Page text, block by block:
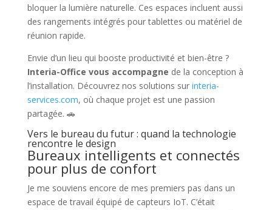
bloquer la lumière naturelle. Ces espaces incluent aussi
des rangements intégrés pour tablettes ou matériel de
réunion rapide.
Envie d’un lieu qui booste productivité et bien-être ?
Interia-Office vous accompagne de la conception à
l’installation. Découvrez nos solutions sur interia-
services.com, où chaque projet est une passion
partagée. 🚗
Vers le bureau du futur : quand la technologie
rencontre le design
Bureaux intelligents et connectés
pour plus de confort
Je me souviens encore de mes premiers pas dans un
espace de travail équipé de capteurs IoT. C’était